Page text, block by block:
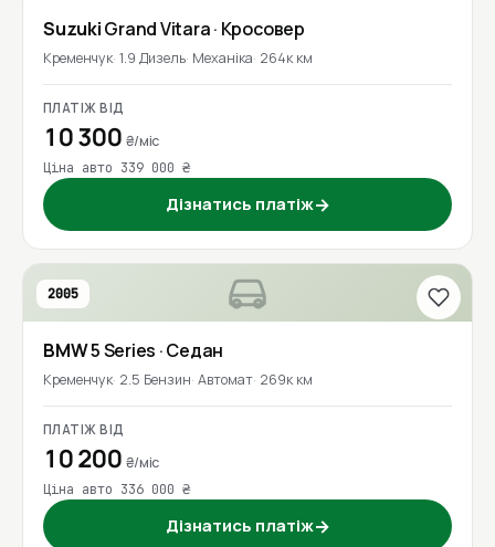
SuzukiGrand Vitara· Кросовер
Кременчук 1.9 Дизель Механіка 264к км
ПЛАТІЖ ВІД
10 300 ₴/міс
Ціна авто 339 000 ₴
Дізнатись платіж→
2005
BMW5 Series · Седан
Кременчук 2.5 Бензин Автомат 269к км
ПЛАТІЖ ВІД
10 200 ₴/міс
Ціна авто 336 000 ₴
Дізнатись платіж→